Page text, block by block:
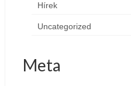
Hírek
Uncategorized
Meta